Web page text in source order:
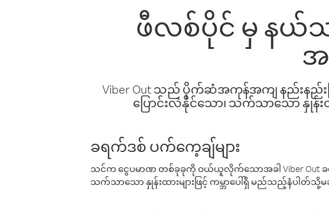
ဖီလစ်ပိုင် မှ နယ်
အ
Viber Out သည် ပိုက်ဆံအကုန်အကျ နည်းနည်း
ပြောင်းလဲနိုင်သော၊ သက်သာသော နှုန်း
ခရက်ဒစ် ပက်ကေ့ချ်များ
သင်က ငွေပမာဏ တစ်ခုခုကို ဝယ်ယူလိုက်သောအခါ Viber
သက်သာသော နှုန်းထားများဖြင့် ကမ္ဘာပေါ်ရှိ မည်သည့်နံပါတ်သို့